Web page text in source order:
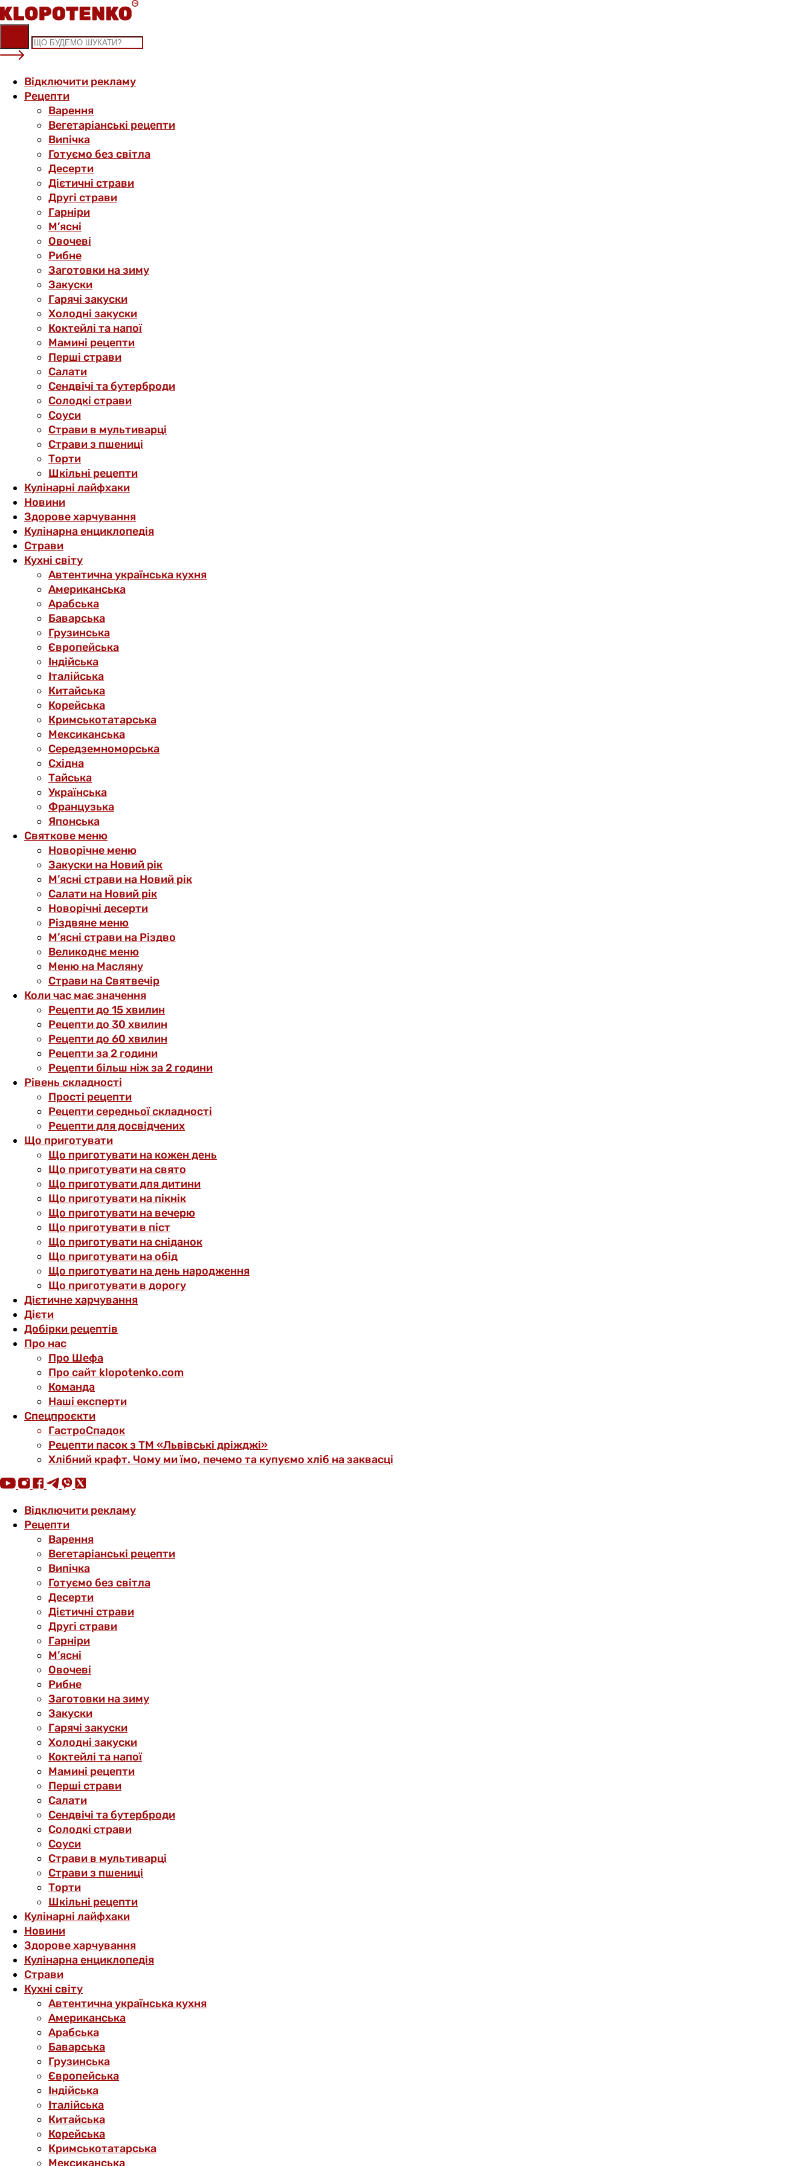
Skip
to
content
Відключити рекламу
Рецепти
Варення
Вегетаріанські рецепти
Випічка
Готуємо без світла
Десерти
Дієтичні страви
Другі страви
Гарніри
М’ясні
Овочеві
Рибне
Заготовки на зиму
Закуски
Гарячі закуски
Холодні закуски
Коктейлі та напої
Мамині рецепти
Перші страви
Салати
Сендвічі та бутерброди
Солодкі страви
Соуси
Страви в мультиварці
Страви з пшениці
Торти
Шкільні рецепти
Кулінарні лайфхаки
Новини
Здорове харчування
Кулінарна енциклопедія
Страви
Кухні світу
Автентична українська кухня
Американська
Арабська
Баварська
Грузинська
Європейська
Індійська
Італійська
Китайська
Корейська
Кримськотатарська
Мексиканська
Середземноморська
Східна
Тайська
Українська
Французька
Японська
Святкове меню
Новорічне меню
Закуски на Новий рік
М’ясні страви на Новий рік
Салати на Новий рік
Новорічні десерти
Різдвяне меню
М’ясні страви на Різдво
Великоднє меню
Меню на Масляну
Страви на Святвечір
Коли час має значення
Рецепти до 15 хвилин
Рецепти до 30 хвилин
Рецепти до 60 хвилин
Рецепти за 2 години
Рецепти більш ніж за 2 години
Рівень складності
Прості рецепти
Рецепти середньої складності
Рецепти для досвідчених
Що приготувати
Що приготувати на кожен день
Що приготувати на свято
Що приготувати для дитини
Що приготувати на пікнік
Що приготувати на вечерю
Що приготувати в піст
Що приготувати на сніданок
Що приготувати на обід
Що приготувати на день народження
Що приготувати в дорогу
Дієтичне харчування
Дієти
Добірки рецептів
Про нас
Про Шефа
Про сайт klopotenko.com
Команда
Наші експерти
Спецпроєкти
ГастроСпадок
Рецепти пасок з ТМ «Львівські дріжджі»
Хлібний крафт. Чому ми їмо, печемо та купуємо хліб на заквасці
Відключити рекламу
Рецепти
Варення
Вегетаріанські рецепти
Випічка
Готуємо без світла
Десерти
Дієтичні страви
Другі страви
Гарніри
М’ясні
Овочеві
Рибне
Заготовки на зиму
Закуски
Гарячі закуски
Холодні закуски
Коктейлі та напої
Мамині рецепти
Перші страви
Салати
Сендвічі та бутерброди
Солодкі страви
Соуси
Страви в мультиварці
Страви з пшениці
Торти
Шкільні рецепти
Кулінарні лайфхаки
Новини
Здорове харчування
Кулінарна енциклопедія
Страви
Кухні світу
Автентична українська кухня
Американська
Арабська
Баварська
Грузинська
Європейська
Індійська
Італійська
Китайська
Корейська
Кримськотатарська
Мексиканська